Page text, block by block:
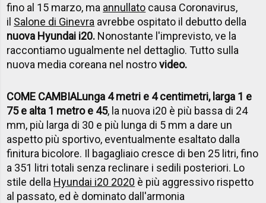
fino al 15 marzo, ma annullato causa Coronavirus,
il Salone di Ginevra avrebbe ospitato il debutto della
nuova Hyundai i20. Nonostante l'imprevisto, ve la
raccontiamo ugualmente nel dettaglio. Tutto sulla
nuova media coreana nel nostrovideo.
COME CAMBIALunga 4 metri e 4 centimetri, larga 1 e
75 e alta 1 metro e 45, la nuova i20 è più bassa di 24
mm, più larga di 30 e più lunga di 5 mm a dare un
aspetto più sportivo, eventualmente esaltato dalla
finitura bicolore. Il bagagliaio cresce di ben 25 litri, fino
a 351 litri totali senza reclinare i sedili posteriori. Lo
stile della Hyundai i20 2020 è più aggressivo rispetto
al passato, ed è dominato dall'armonia